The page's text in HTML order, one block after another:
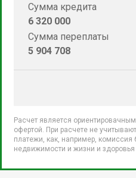
Сумма кредита
6 320 000
Сумма переплаты
5 904 708
Расчет является
офертой. При расчете не
платежи, как, например, комиссия
недвижимости и жизни и здоровья